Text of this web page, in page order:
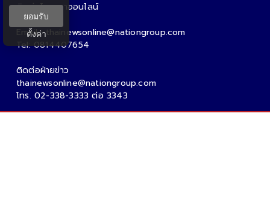
ติดต่อโฆษณาออนไลน์
คุณอ้อ
Email : thainewsonline@nationgroup.com
Tel: 0814407654
ติดต่อฝ่ายข่าว
thainewsonline@nationgroup.com
โทร. 02-338-3333 ต่อ 3343
ยอมรับ
ตั้งค่า